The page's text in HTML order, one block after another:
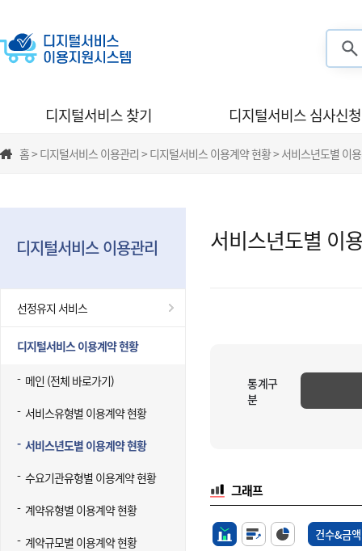
디지털서비스 찾기 디지털서비스 심사신청
홈 > 디지털서비스 이용관리 > 디지털서비스 이용계약 현황 > 서비스년도별 이
디지털서비스 이용관리
선정유지 서비스
디지털서비스 이용계약 현황
메인 (전체 바로가기)
서비스유형별 이용계약 현황
서비스년도별 이용계약 현황
수요기관유형별 이용계약 현황
계약유형별 이용계약 현황
계약규모별 이용계약 현황
서비스년도별 이
통계구
분
그래프
건수&금액